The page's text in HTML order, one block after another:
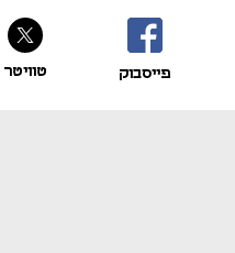
פייסבוק
טוויטר